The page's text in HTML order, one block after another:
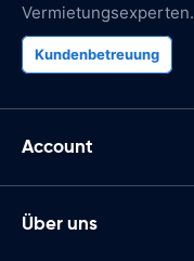
Vermietungsexperten.
Kundenbetreuung
Account
Über uns